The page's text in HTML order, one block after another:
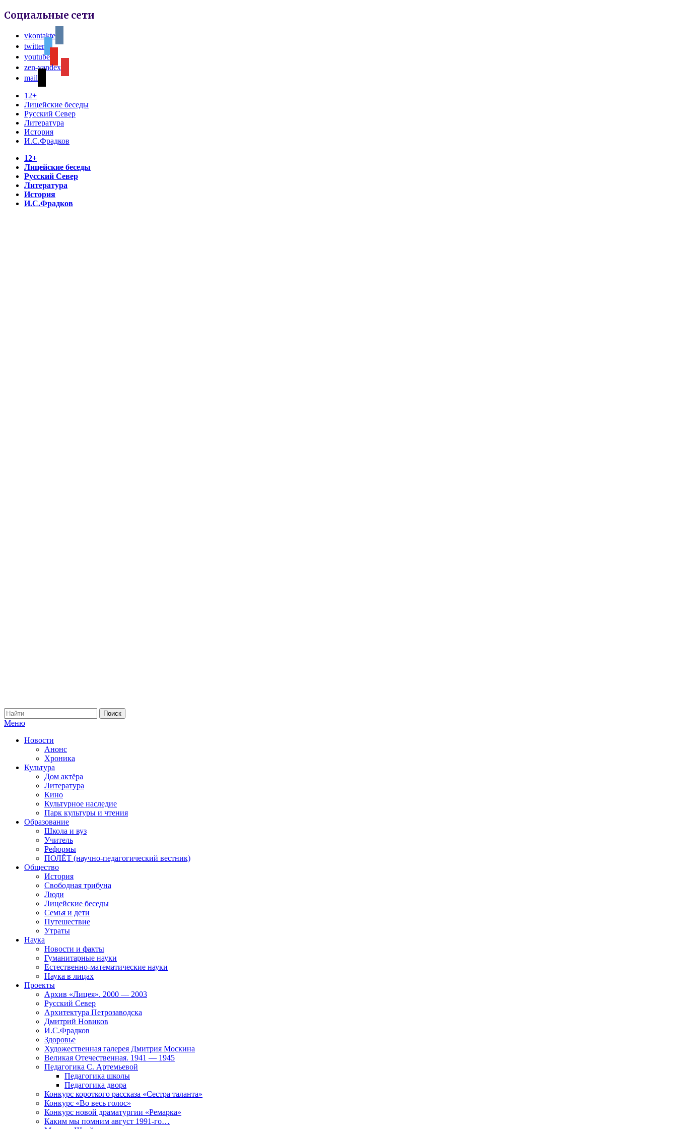
Социальные сети
vkontakte
twitter
youtube
zen-yandex
mail
12+
Лицейские беседы
Русский Север
Литература
История
И.С.Фрадков
12+
Лицейские беседы
Русский Север
Литература
История
И.С.Фрадков
Меню
Новости
Анонс
Хроника
Культура
Дом актёра
Литература
Кино
Культурное наследие
Парк культуры и чтения
Образование
Школа и вуз
Учитель
Реформы
ПОЛЁТ (научно-педагогический вестник)
Общество
История
Свободная трибуна
Люди
Лицейские беседы
Семья и дети
Путешествие
Утраты
Наука
Новости и факты
Гуманитарные науки
Естественно-математические науки
Наука в лицах
Проекты
Архив «Лицея». 2000 — 2003
Русский Север
Архитектура Петрозаводска
Дмитрий Новиков
И.С.Фрадков
Здоровье
Художественная галерея Дмитрия Москина
Великая Отечественная. 1941 — 1945
Педагогика С. Артемьевой
Педагогика школы
Педагогика двора
Конкурс короткого рассказа «Сестра таланта»
Конкурс «Во весь голос»
Конкурс новой драматургии «Ремарка»
Каким мы помним август 1991-го…